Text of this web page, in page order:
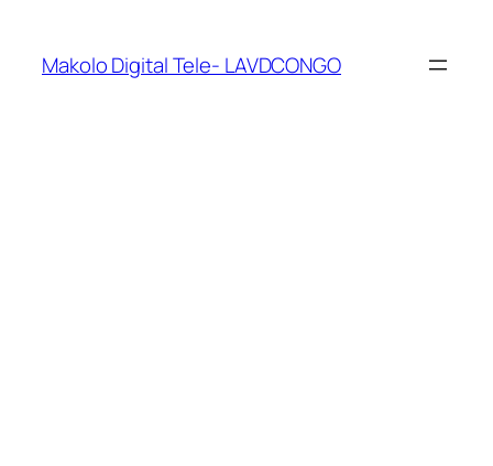
Makolo Digital Tele- LAVDCONGO